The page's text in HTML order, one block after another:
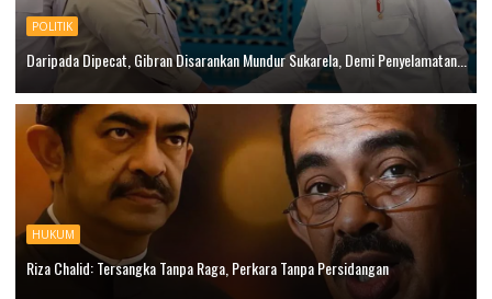
POLITIK
Daripada Dipecat, Gibran Disarankan Mundur Sukarela, Demi Penyelamatan...
HUKUM
Riza Chalid: Tersangka Tanpa Raga, Perkara Tanpa Persidangan